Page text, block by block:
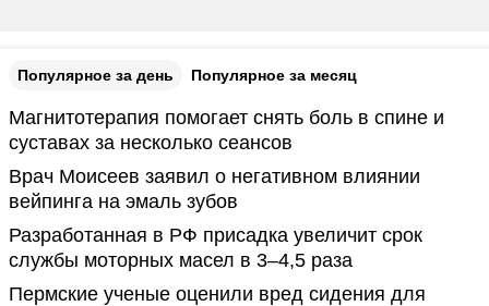
Популярное за день Популярное за месяц
Магнитотерапия помогает снять боль в спине и
суставах за несколько сеансов
Врач Моисеев заявил о негативном влиянии
вейпинга на эмаль зубов
Разработанная в РФ присадка увеличит срок
службы моторных масел в 3–4,5 раза
Пермские ученые оценили вред сидения для